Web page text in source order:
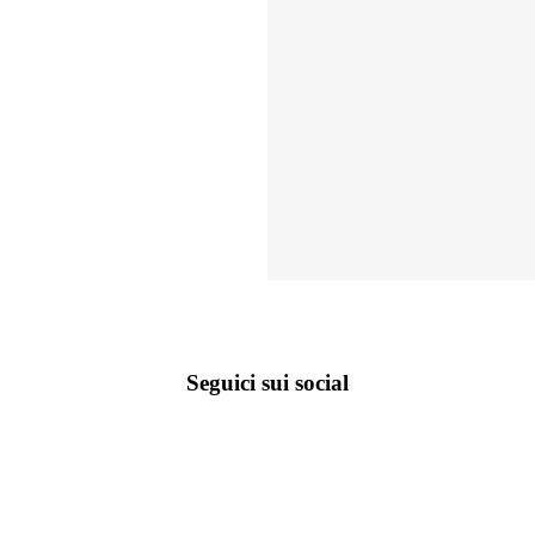
Seguici sui social